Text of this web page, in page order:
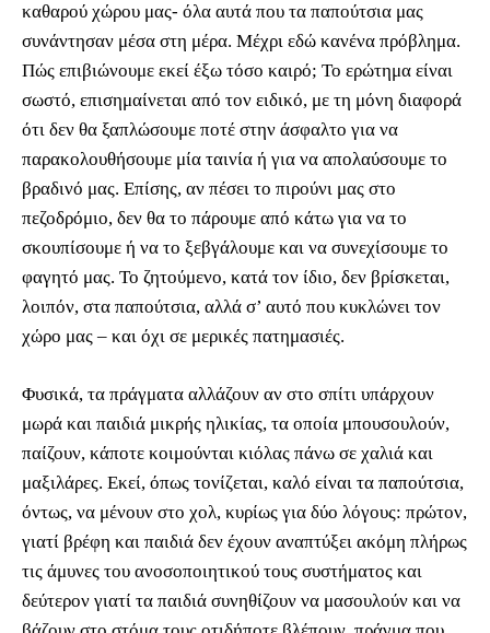
καθαρού χώρου μας- όλα αυτά που τα παπούτσια μας
συνάντησαν μέσα στη μέρα. Μέχρι εδώ κανένα πρόβλημα.
Πώς επιβιώνουμε εκεί έξω τόσο καιρό; Το ερώτημα είναι
σωστό, επισημαίνεται από τον ειδικό, με τη μόνη διαφορά
ότι δεν θα ξαπλώσουμε ποτέ στην άσφαλτο για να
παρακολουθήσουμε μία ταινία ή για να απολαύσουμε το
βραδινό μας. Επίσης, αν πέσει το πιρούνι μας στο
πεζοδρόμιο, δεν θα το πάρουμε από κάτω για να το
σκουπίσουμε ή να το ξεβγάλουμε και να συνεχίσουμε το
φαγητό μας. Το ζητούμενο, κατά τον ίδιο, δεν βρίσκεται,
λοιπόν, στα παπούτσια, αλλά σ’ αυτό που κυκλώνει τον
χώρο μας – και όχι σε μερικές πατημασιές.
Φυσικά, τα πράγματα αλλάζουν αν στο σπίτι υπάρχουν
μωρά και παιδιά μικρής ηλικίας, τα οποία μπουσουλούν,
παίζουν, κάποτε κοιμούνται κιόλας πάνω σε χαλιά και
μαξιλάρες. Εκεί, όπως τονίζεται, καλό είναι τα παπούτσια,
όντως, να μένουν στο χολ, κυρίως για δύο λόγους: πρώτον,
γιατί βρέφη και παιδιά δεν έχουν αναπτύξει ακόμη πλήρως
τις άμυνες του ανοσοποιητικού τους συστήματος και
δεύτερον γιατί τα παιδιά συνηθίζουν να μασουλούν και να